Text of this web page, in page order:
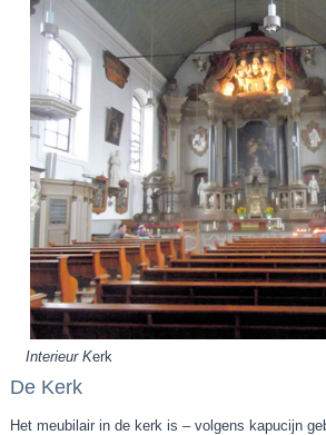
Interieur Kerk
De Kerk
Het meubilair in de kerk is – volgens kapucijn